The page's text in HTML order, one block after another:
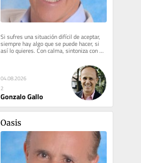
Si sufres una situación difícil de aceptar,
siempre hay algo que se puede hacer, si
así lo quieres. Con calma, sintoniza con
Dios y él proyectará...
04.08.2026
2
Gonzalo Gallo
Oasis